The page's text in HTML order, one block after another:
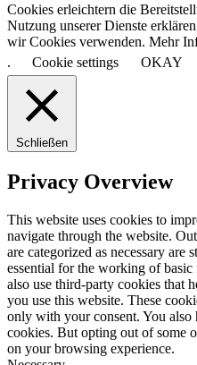
Cookies erleichtern die
Nutzung unserer Dienste
wir Cookies verwenden. Mehr
.
Cookie settings OKAY
Schließen
Privacy Overview
This website uses cookies to
navigate through the website.
are categorized as necessary are
essential for the working of
also use third-party cookies that
you use this website. These
only with your consent. You also
cookies. But opting out of some
on your browsing experience.